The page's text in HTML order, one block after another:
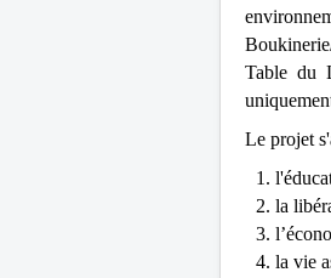
Table du
Le projet
la
la vie